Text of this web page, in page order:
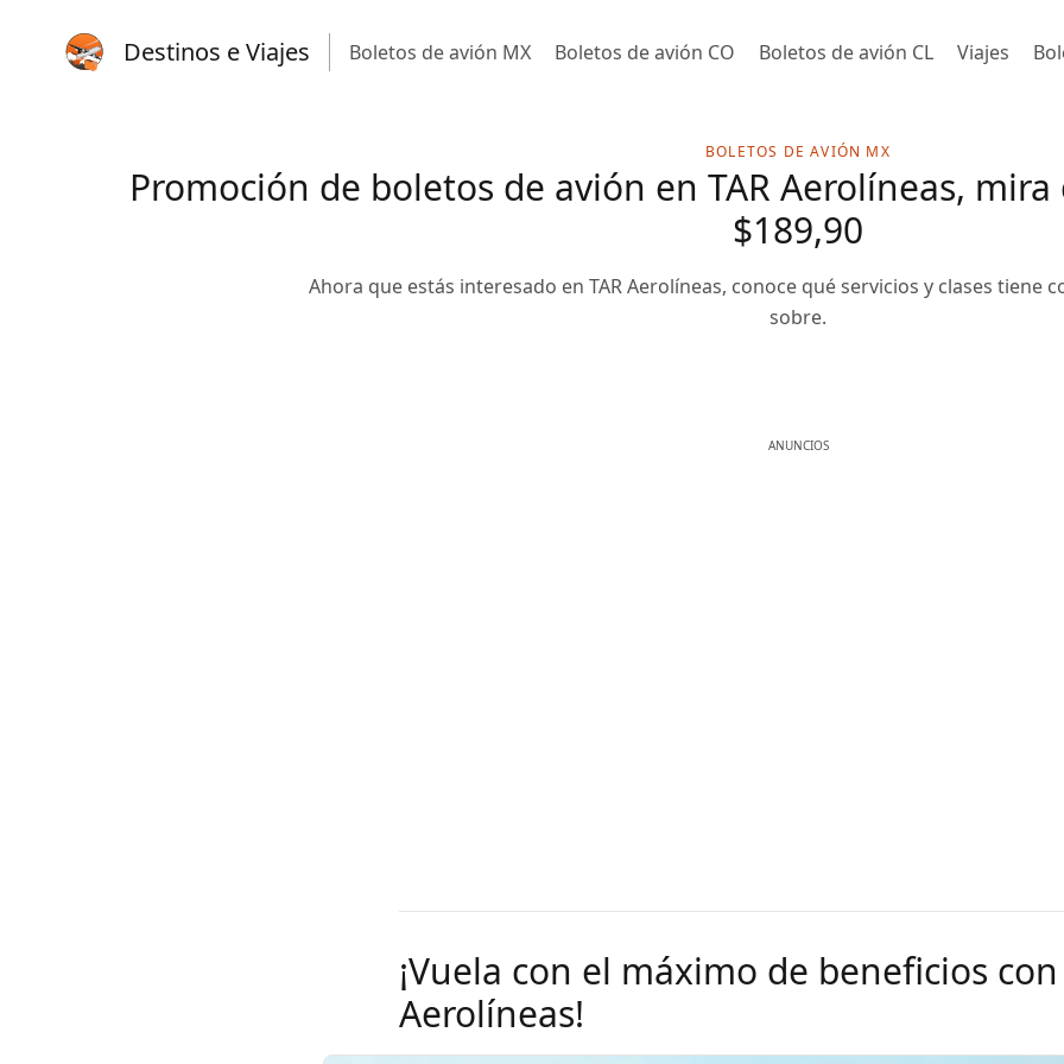
Destinos e Viajes Boletos de avión MX Boletos de avión CO Boletos de avión CL Viajes
BOLETOS DE AVIÓN MX
Promoción de boletos de avión en TAR Aerolíneas,
$189,90
Ahora que estás interesado en TAR Aerolíneas, conoce qué servicios y clases tiene
sobre.
ANUNCIOS
¡Vuela con el máximo de beneficios con
Aerolíneas!